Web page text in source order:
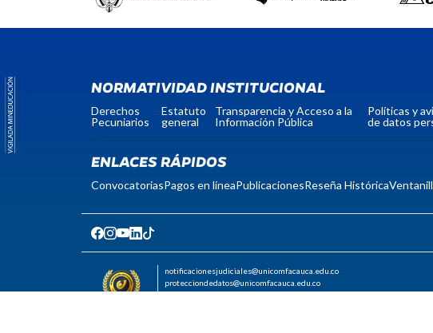
NORMATIVIDAD INSTITUCIONAL
Derechos
Pecuniarios
Estatuto
general
Transparencia y Acceso a la
Información Pública
Políticas y
de datos
ENLACES RÁPIDOS
ConvocatoriasPagos en líneaPublicacionesReseña Histórica
notificacionesjudiciales@unicomfacauca.edu.co
protecciondedatos@unicomfacauca.edu.co